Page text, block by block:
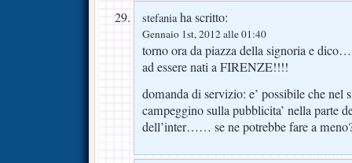
stefaniaha scritto:
Gennaio 1st, 2012 alle 01:40
torno ora da piazza della signoria e
ad essere nati a FIRENZE!!!!
domanda di servizio: e’ possibile che nel
campeggino sulla pubblicita’ nella parte
dell’inter…… se ne potrebbe fare a